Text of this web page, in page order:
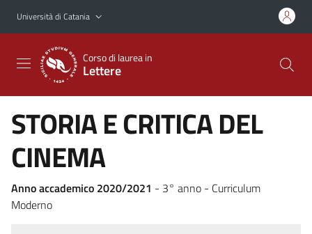
Vai al contenuto principale
Vai al menu di navigazione
Università di Catania
Corso di laurea in
Lettere
STORIA E CRITICA DEL
CINEMA
Anno accademico 2020/2021 - 3° anno - Curriculum
Moderno